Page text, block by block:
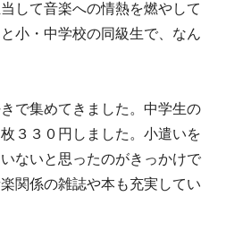
して音楽への情熱を燃やして
小・中学校の同級生で、なん
で集めてきました。中学生の
３３０円しました。小遣いを
ないと思ったのがきっかけで
関係の雑誌や本も充実してい